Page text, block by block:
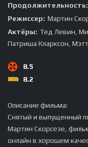
Продолжительность:
Режиссер: Мартин
Актёры: Тед Левин,
Патриша Кларксон,
8.5
8.2
Описание фильма:
Снятый и выпущенный
Мартин Скорсезе,
онлайн в хорошем